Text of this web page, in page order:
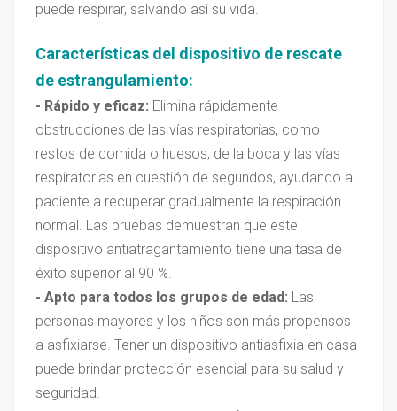
puede respirar, salvando así su vida.
Características del dispositivo de rescate
de estrangulamiento:
- Rápido y eficaz: Elimina rápidamente
obstrucciones de las vías respiratorias, como
restos de comida o huesos, de la boca y las vías
respiratorias en cuestión de segundos, ayudando al
paciente a recuperar gradualmente la respiración
normal. Las pruebas demuestran que este
dispositivo antiatragantamiento tiene una tasa de
éxito superior al 90 %.
- Apto para todos los grupos de edad: Las
personas mayores y los niños son más propensos
a asfixiarse. Tener un dispositivo antiasfixia en casa
puede brindar protección esencial para su salud y
seguridad.